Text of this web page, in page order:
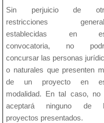
Sin perjuicio de
restricciones
establecidas en
convocatoria, no
concursar las personas
o naturales que presenten
de un proyecto en
modalidad. En tal caso, no
aceptará ninguno de
proyectos presentados.